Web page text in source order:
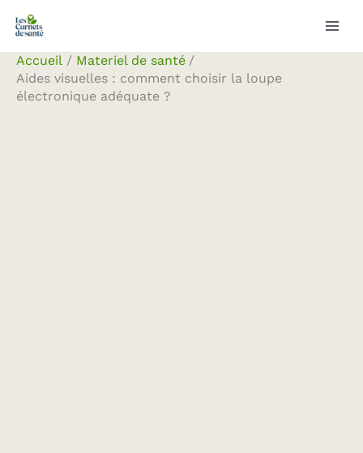
Aller
contenu
Accueil
Materiel de santé
Aides visuelles : comment choisir la loupe
électronique adéquate ?
Rechercher